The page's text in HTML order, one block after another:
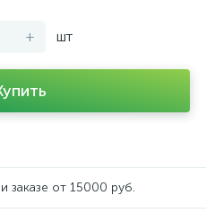
+ шт
заказе от 15000 руб.